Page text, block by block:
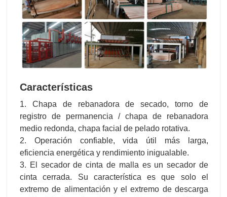
Características
1. Chapa de rebanadora de secado, torno de
registro de permanencia / chapa de rebanadora
medio redonda, chapa facial de pelado rotativa.
2. Operación confiable, vida útil más larga,
eficiencia energética y rendimiento inigualable.
3. El secador de cinta de malla es un secador de
cinta cerrada. Su característica es que solo el
extremo de alimentación y el extremo de descarga